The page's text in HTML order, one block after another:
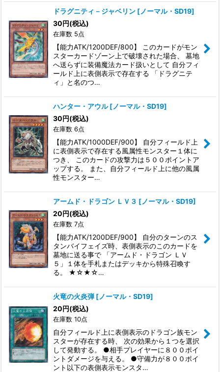
ドラグニティ－ジャベリン [ノーマル・SD19]
30円(税込)
在庫数 5点
【能力ATK/1200DEF/800】 このカードがモン
スターカードゾーン上で破壊された場合、 墓地
へ送らずに装備魔法カード扱いとして 自分フィ
ールド上に表側表示で存在する 「ドラグニテ
ィ」と名のつ…
ハンター・アウル [ノーマル・SD19]
30円(税込)
在庫数 6点
【能力ATK/1000DEF/900】 自分フィールド上
に表側表示で存在する風属性モンスター１体に
つき、 このカードの攻撃力は５００ポイントア
ップする。 また、自分フィールド上に他の風属
性モンスター…
アームド・ドラゴン ＬＶ３ [ノーマル・SD19]
20円(税込)
在庫数 7点
【能力ATK/1200DEF/900】 自分のターンのス
タンバイフェイズ時、表側表示のこのカードを
墓地に送る事で 「アームド・ドラゴン ＬＶ
５」１体を手札またはデッキから特殊召喚す
る。 ★☆★☆…
火竜の火炎弾 [ノーマル・SD19]
20円(税込)
在庫数 10点
自分フィールド上に表側表示のドラゴン族モン
スターが存在する時、 次の効果から１つを選択
して発動する。 ●相手プレイヤーに８００ポイ
ントダメージを与える。 ●守備力が８００ポイ
ント以下の表側表示モンスタ…